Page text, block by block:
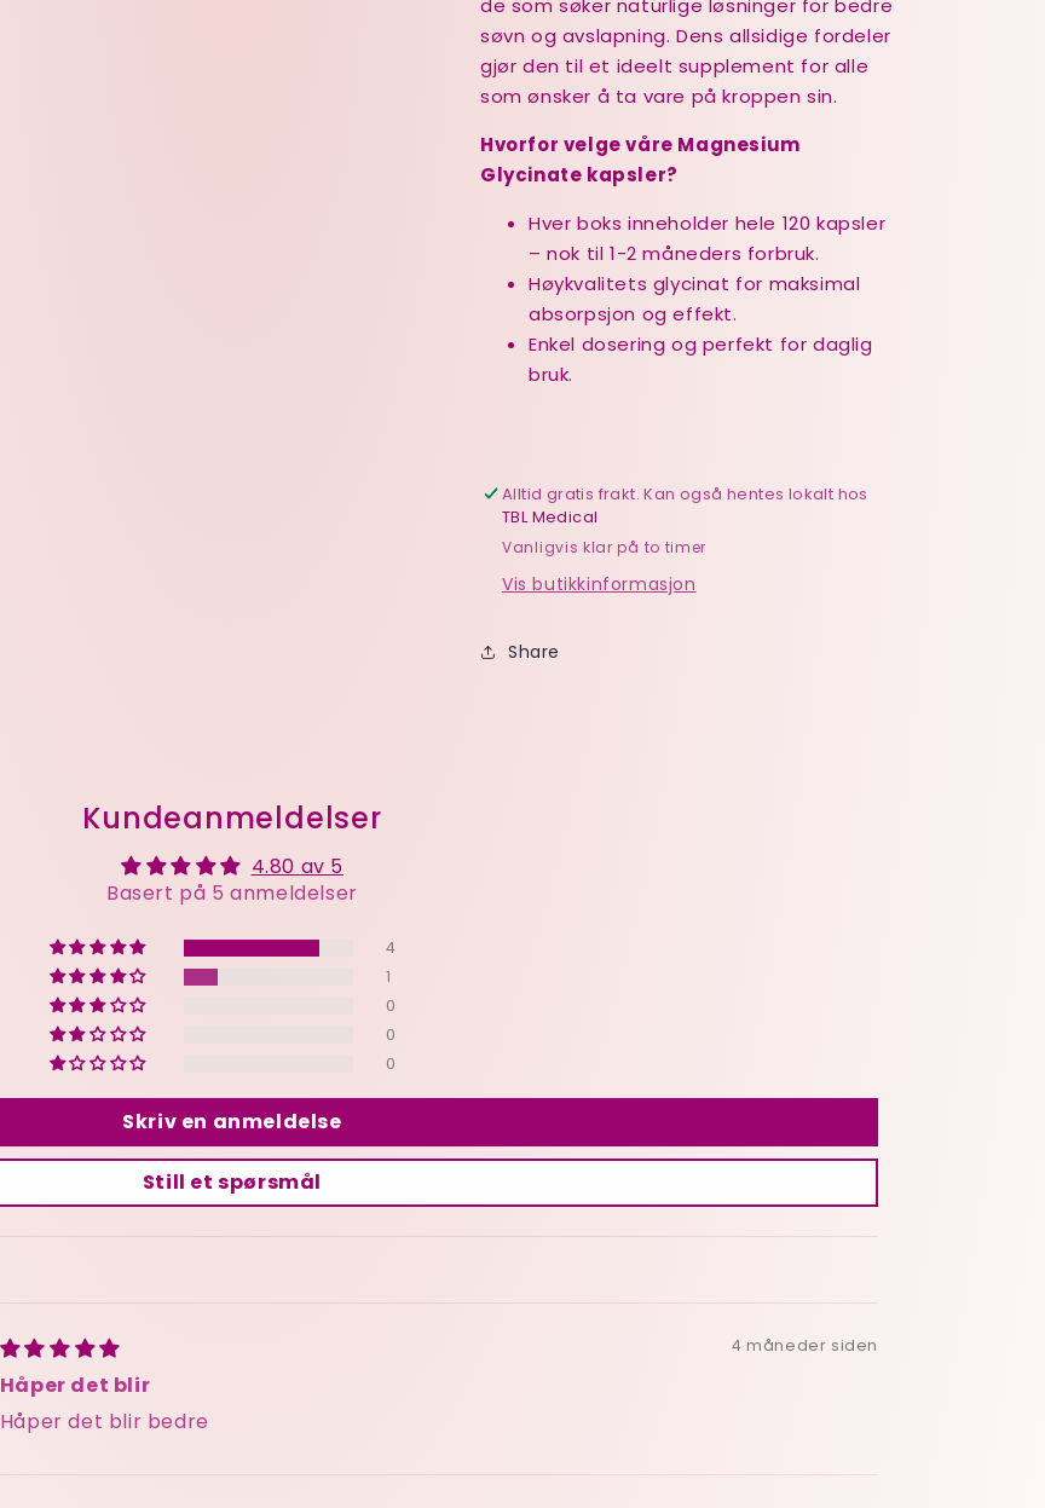
de som søker naturlige løsninger for bedre
søvn og avslapning. Dens allsidige fordeler
gjør den til et ideelt supplement for alle
som ønsker å ta vare på kroppen sin.
Hvorfor velge våre Magnesium
Glycinate kapsler?
Hver boks inneholder hele 120 kapsler
– nok til 1-2 måneders forbruk.
Høykvalitets glycinat for maksimal
absorpsjon og effekt.
Enkel dosering og perfekt for daglig
bruk.
Alltid gratis frakt. Kan også hentes lokalt hos
TBL Medical
Vanligvis klar på to timer
Vis butikkinformasjon
Share
Kundeanmeldelser
4.80 av 5
Basert på 5 anmeldelser
4
1
0
0
0
Skriv en anmeldelse
Still et spørsmål
4 måneder siden
Håper det blir
Håper det blir bedre